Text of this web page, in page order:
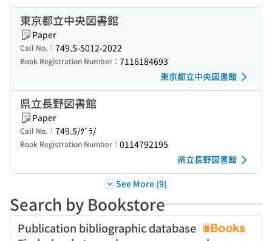
東京都立中央図書館
Paper
Call No.： 749.5-5012-2022
Book Registration Number： 7116184693
東京都立中央図書館
県立長野図書館
Paper
Call No.： 749.5/ｸﾞﾗ/
Book Registration Number： 0114792195
県立長野図書館
See More (9)
Search by Bookstore
Publication bibliographic database